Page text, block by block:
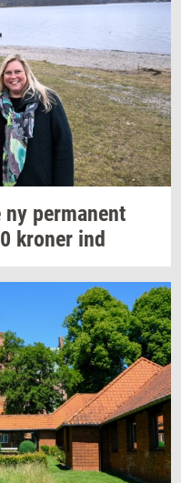
ny per­ma­nent
kro­ner ind